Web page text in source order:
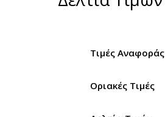
Τιμές Αναφοράς
Οριακές Τιμές